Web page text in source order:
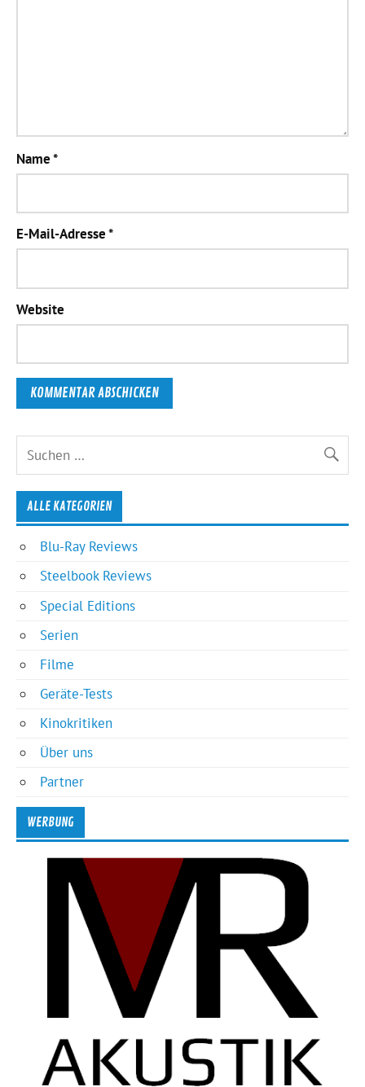
Name*
E-Mail-Adresse*
Website
ALLE KATEGORIEN
Blu-Ray Reviews
Steelbook Reviews
Special Editions
Serien
Filme
Geräte-Tests
Kinokritiken
Über uns
Partner
WERBUNG